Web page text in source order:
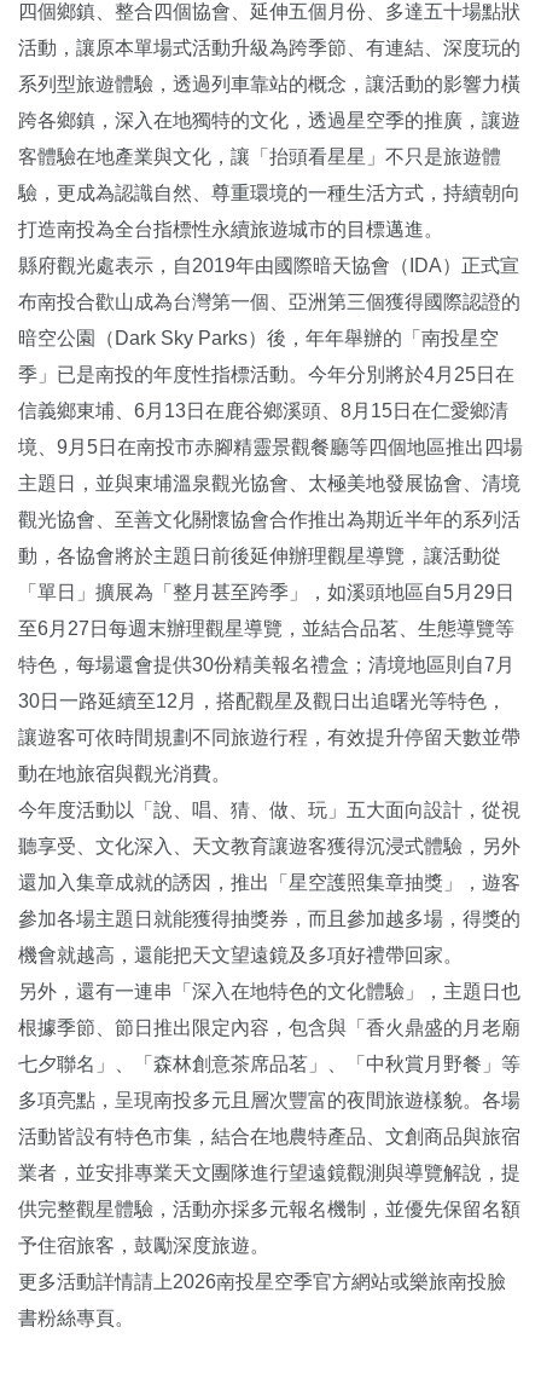
四個鄉鎮、整合四個協會、延伸五個月份、多達五十場點狀
活動，讓原本單場式活動升級為跨季節、有連結、深度玩的
系列型旅遊體驗，透過列車靠站的概念，讓活動的影響力橫
跨各鄉鎮，深入在地獨特的文化，透過星空季的推廣，讓遊
客體驗在地產業與文化，讓「抬頭看星星」不只是旅遊體
驗，更成為認識自然、尊重環境的一種生活方式，持續朝向
打造南投為全台指標性永續旅遊城市的目標邁進。
縣府觀光處表示，自2019年由國際暗天協會（IDA）正式宣
布南投合歡山成為台灣第一個、亞洲第三個獲得國際認證的
暗空公園（Dark Sky Parks）後，年年舉辦的「南投星空
季」已是南投的年度性指標活動。今年分別將於4月25日在
信義鄉東埔、6月13日在鹿谷鄉溪頭、8月15日在仁愛鄉清
境、9月5日在南投市赤腳精靈景觀餐廳等四個地區推出四場
主題日，並與東埔溫泉觀光協會、太極美地發展協會、清境
觀光協會、至善文化關懷協會合作推出為期近半年的系列活
動，各協會將於主題日前後延伸辦理觀星導覽，讓活動從
「單日」擴展為「整月甚至跨季」，如溪頭地區自5月29日
至6月27日每週末辦理觀星導覽，並結合品茗、生態導覽等
特色，每場還會提供30份精美報名禮盒；清境地區則自7月
30日一路延續至12月，搭配觀星及觀日出追曙光等特色，
讓遊客可依時間規劃不同旅遊行程，有效提升停留天數並帶
動在地旅宿與觀光消費。
今年度活動以「說、唱、猜、做、玩」五大面向設計，從視
聽享受、文化深入、天文教育讓遊客獲得沉浸式體驗，另外
還加入集章成就的誘因，推出「星空護照集章抽獎」，遊客
參加各場主題日就能獲得抽獎券，而且參加越多場，得獎的
機會就越高，還能把天文望遠鏡及多項好禮帶回家。
另外，還有一連串「深入在地特色的文化體驗」，主題日也
根據季節、節日推出限定內容，包含與「香火鼎盛的月老廟
七夕聯名」、「森林創意茶席品茗」、「中秋賞月野餐」等
多項亮點，呈現南投多元且層次豐富的夜間旅遊樣貌。各場
活動皆設有特色市集，結合在地農特產品、文創商品與旅宿
業者，並安排專業天文團隊進行望遠鏡觀測與導覽解說，提
供完整觀星體驗，活動亦採多元報名機制，並優先保留名額
予住宿旅客，鼓勵深度旅遊。
更多活動詳情請上2026南投星空季官方網站或樂旅南投臉
書粉絲專頁。